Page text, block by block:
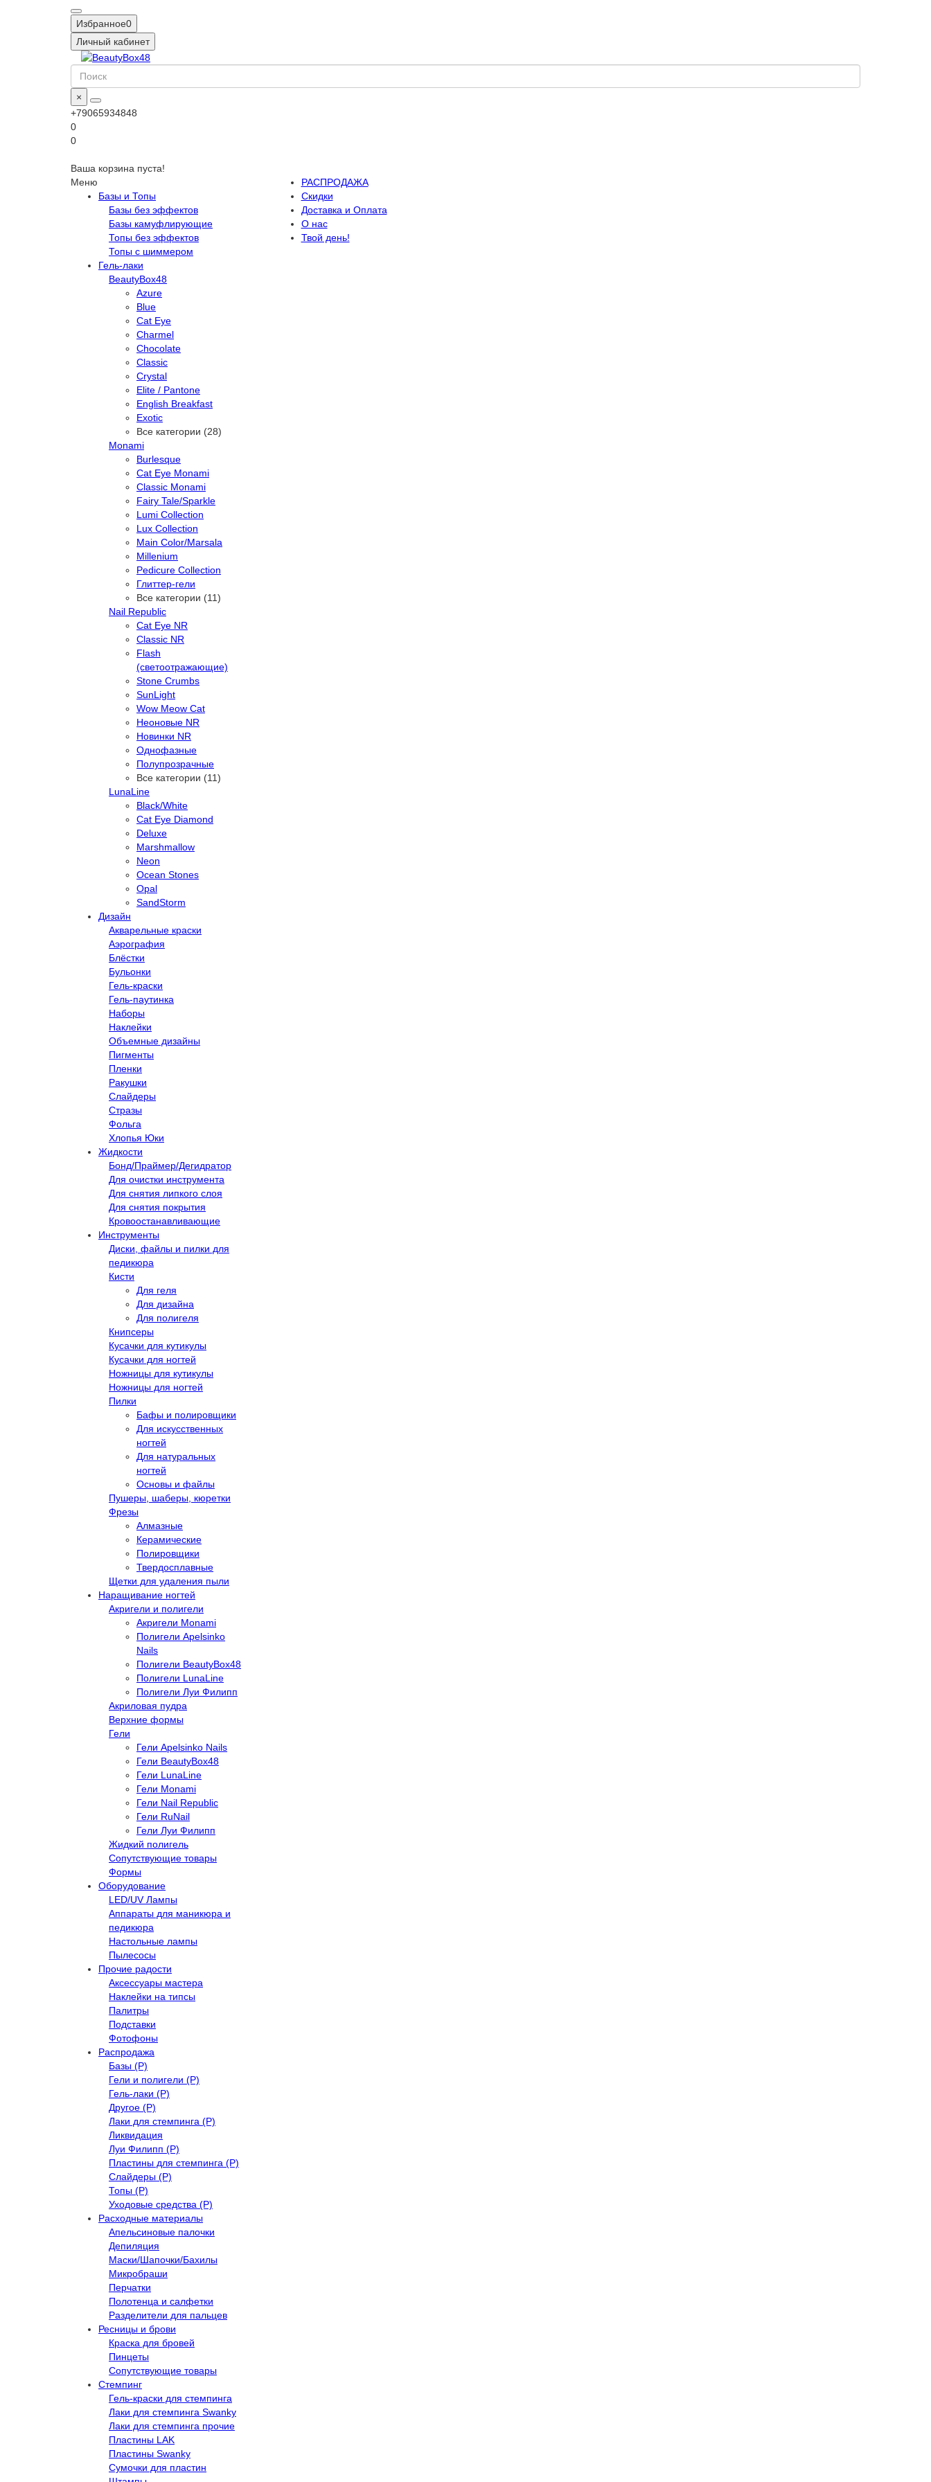
Избранное0
Личный кабинет
×
+79065934848
0
0
Ваша корзина пуста!
Меню
Базы и Топы
Базы без эффектов
Базы камуфлирующие
Топы без эффектов
Топы с шиммером
Гель-лаки
BeautyBox48
Azure
Blue
Cat Eye
Charmel
Chocolate
Classic
Crystal
Elite / Pantone
English Breakfast
Exotic
Все категории (28)
Monami
Burlesque
Cat Eye Monami
Classic Monami
Fairy Tale/Sparkle
Lumi Collection
Lux Collection
Main Color/Marsala
Millenium
Pedicure Collection
Глиттер-гели
Все категории (11)
Nail Republic
Cat Eye NR
Classic NR
Flash
(светоотражающие)
Stone Crumbs
SunLight
Wow Meow Cat
Неоновые NR
Новинки NR
Однофазные
Полупрозрачные
Все категории (11)
LunaLine
Black/White
Cat Eye Diamond
Deluxe
Marshmallow
Neon
Ocean Stones
Opal
SandStorm
Дизайн
Акварельные краски
Аэрография
Блёстки
Бульонки
Гель-краски
Гель-паутинка
Наборы
Наклейки
Объемные дизайны
Пигменты
Пленки
Ракушки
Слайдеры
Стразы
Фольга
Хлопья Юки
Жидкости
Бонд/Праймер/Дегидратор
Для очистки инструмента
Для снятия липкого слоя
Для снятия покрытия
Кровоостанавливающие
Инструменты
Диски, файлы и пилки для
педикюра
Кисти
Для геля
Для дизайна
Для полигеля
Книпсеры
Кусачки для кутикулы
Кусачки для ногтей
Ножницы для кутикулы
Ножницы для ногтей
Пилки
Бафы и полировщики
Для искусственных
ногтей
Для натуральных
ногтей
Основы и файлы
Пушеры, шаберы, кюретки
Фрезы
Алмазные
Керамические
Полировщики
Твердосплавные
Щетки для удаления пыли
Наращивание ногтей
Акригели и полигели
Акригели Monami
Полигели Apelsinko
Nails
Полигели BeautyBox48
Полигели LunaLine
Полигели Луи Филипп
Акриловая пудра
Верхние формы
Гели
Гели Apelsinko Nails
Гели BeautyBox48
Гели LunaLine
Гели Monami
Гели Nail Republic
Гели RuNail
Гели Луи Филипп
Жидкий полигель
Сопутствующие товары
Формы
Оборудование
LED/UV Лампы
Аппараты для маникюра и
педикюра
Настольные лампы
Пылесосы
Прочие радости
Аксессуары мастера
Наклейки на типсы
Палитры
Подставки
Фотофоны
Распродажа
Базы (Р)
Гели и полигели (Р)
Гель-лаки (Р)
Другое (Р)
Лаки для стемпинга (Р)
Ликвидация
Луи Филипп (Р)
Пластины для стемпинга (Р)
Слайдеры (Р)
Топы (Р)
Уходовые средства (Р)
Расходные материалы
Апельсиновые палочки
Депиляция
Маски/Шапочки/Бахилы
Микробраши
Перчатки
Полотенца и салфетки
Разделители для пальцев
Ресницы и брови
Краска для бровей
Пинцеты
Сопутствующие товары
Стемпинг
Гель-краски для стемпинга
Лаки для стемпинга Swanky
Лаки для стемпинга прочие
Пластины LAK
Пластины Swanky
Сумочки для пластин
РАСПРОДАЖА
Скидки
Доставка и Оплата
О нас
Твой день!